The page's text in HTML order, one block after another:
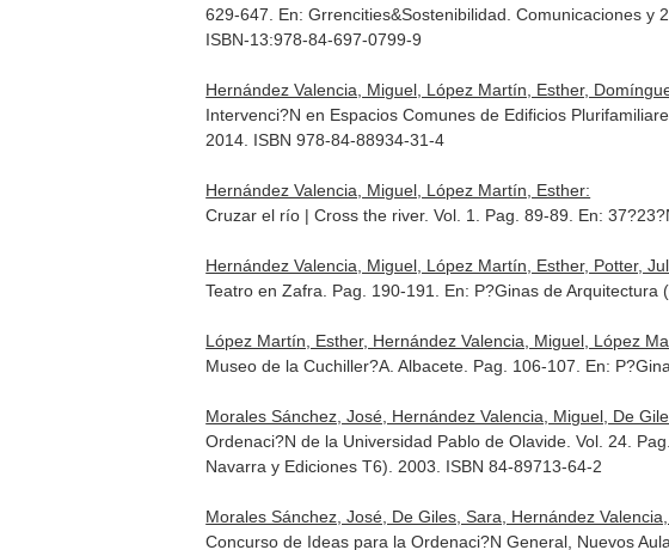
629-647. En: Grrencities&Sostenibilidad. Comunicaciones y
ISBN-13:978-84-697-0799-9
Hernández Valencia, Miguel, López Martín, Esther,
Intervenci?N en Espacios Comunes de Edificios
2014. ISBN 978-84-88934-31-4
Hernández Valencia, Miguel, López Martín, Esther:
Cruzar el río | Cross the river. Vol. 1. Pag. 89-89. En:
Hernández Valencia, Miguel, López Martín, Esther, Potter,
Teatro en Zafra. Pag. 190-191. En: P?Ginas de Arquitectura
López Martín, Esther, Hernández Valencia, Miguel, López
Museo de la Cuchiller?A. Albacete. Pag. 106-107. En:
Morales Sánchez, José, Hernández Valencia, Miguel, De
Ordenaci?N de la Universidad Pablo de Olavide. Vol. 24.
Navarra y Ediciones T6). 2003. ISBN 84-89713-64-2
Morales Sánchez, José, De Giles, Sara, Hernández
Concurso de Ideas para la Ordenaci?N General, Nuevos